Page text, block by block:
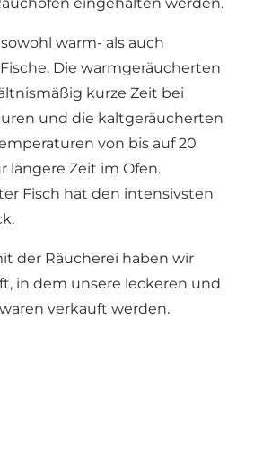
warm- als auch
Die warmgeräucherten
kurze Zeit bei
und die kaltgeräucherten
von bis auf 20
längere Zeit im Ofen.
Fisch hat den intensivsten
der Räucherei haben wir
in dem unsere leckeren und
verkauft werden.